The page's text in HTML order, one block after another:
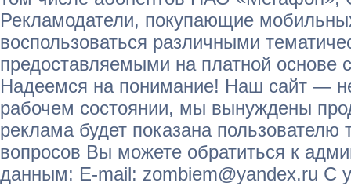
Рекламодатели, покупающие
воспользоваться различными
предоставляемыми на платной основе
Надеемся на понимание! Наш сайт —
рабочем состоянии, мы вынуждены
реклама будет показана пользователю
вопросов Вы можете обратиться к
данным: E-mail: zombiem@yandex.ru С